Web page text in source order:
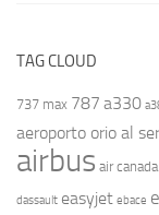
TAG CLOUD
737 max 787 a330
aeroporto orio al
airbus air canada
dassault easyjet ebace